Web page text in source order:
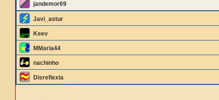
jandemor69
Javi_astur
Keev
MMaria44
nachinho
Disreflexia